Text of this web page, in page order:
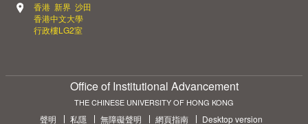
香港 新界 沙田
香港中文大學
行政樓LG2室
Office of Institutional Advancement
THE CHINESE UNIVERSITY OF HONG KONG
聲明 私隱 無障礙聲明 網頁指南
Desktop version